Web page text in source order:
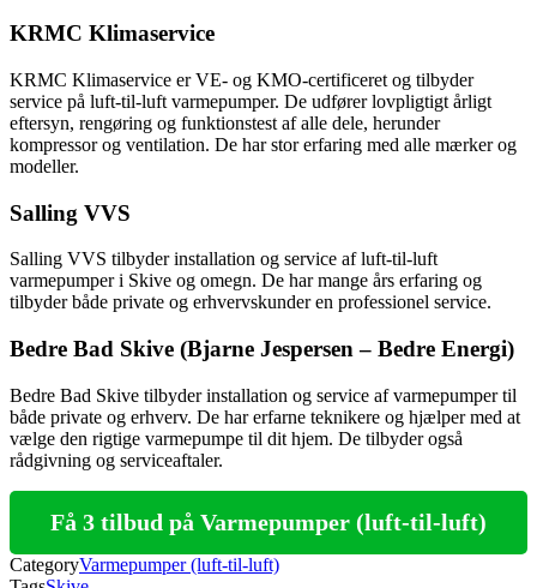
KRMC Klimaservice
KRMC Klimaservice er VE- og KMO-certificeret og tilbyder
service på luft-til-luft varmepumper. De udfører lovpligtigt årligt
eftersyn, rengøring og funktionstest af alle dele, herunder
kompressor og ventilation. De har stor erfaring med alle mærker og
modeller.
Salling VVS
Salling VVS tilbyder installation og service af luft-til-luft
varmepumper i Skive og omegn. De har mange års erfaring og
tilbyder både private og erhvervskunder en professionel service.
Bedre Bad Skive (Bjarne Jespersen – Bedre Energi)
Bedre Bad Skive tilbyder installation og service af varmepumper til
både private og erhverv. De har erfarne teknikere og hjælper med at
vælge den rigtige varmepumpe til dit hjem. De tilbyder også
rådgivning og serviceaftaler.
Få 3 tilbud på Varmepumper (luft-til-luft)
CategoryVarmepumper (luft-til-luft)